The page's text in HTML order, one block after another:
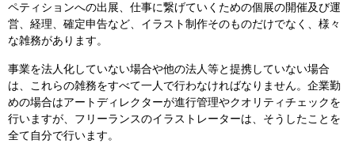
ペティションへの出展、仕事に繋げていくための個展の開催及び運
営、経理、確定申告など、イラスト制作そのものだけでなく、様々
な雑務があります。
事業を法人化していない場合や他の法人等と提携していない場合
は、これらの雑務をすべて一人で行わなければなりません。企業勤
めの場合はアートディレクターが進行管理やクオリティチェックを
行いますが、フリーランスのイラストレーターは、そうしたことを
全て自分で行います。